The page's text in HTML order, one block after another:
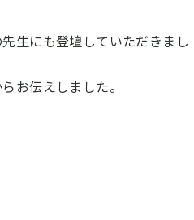
生にも登壇していただきまし
お伝えしました。